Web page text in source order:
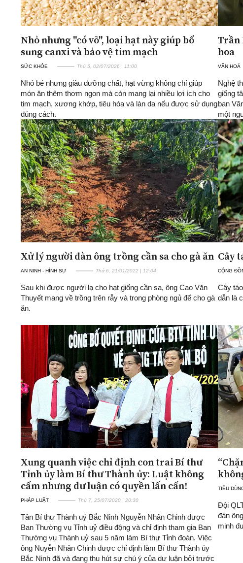
Nhỏ nhưng "có võ", loại hạt này giúp bổ
sung canxi và bảo vệ tim mạch
SỨC KHỎE Thứ 5, 02/07/2026 | 11:00
Nhỏ bé nhưng giàu dưỡng chất, hạt vừng không chỉ giúp
món ăn thêm thơm ngon mà còn mang lại nhiều lợi ích cho
tim mạch, xương khớp, tiêu hóa và làn da nếu được sử dụng
đúng cách.
Trần
hoa
VĂN HOÁ
Nghệ
giống
ban
một
Xử lý người đàn ông trồng cần sa cho gà ăn
AN NINH - HÌNH SỰ Thứ 6, 21/01/2022 | 12:04
Sau khi được người lạ cho hạt giống cần sa, ông Cao Văn
Thuyết mang về trồng trên rẫy và trong phòng ngủ để cho gà
ăn.
Cây
CỘNG
Cây
dẫn là
Xung quanh việc chỉ định con trai Bí thư
Tỉnh ủy làm Bí thư Thành ủy: Luật không
cấm nhưng dư luận có quyền lấn cấn!
PHÁP LUẬT Thứ 7, 25/07/2020 | 20:30
Tân Bí thư Thành uỷ Bắc Ninh Nguyễn Nhân Chinh được
Ban Thường vụ Tỉnh uỷ điều động và chỉ định tham gia Ban
Thường vụ Thành uỷ sau 5 năm làm Bí thư Tỉnh đoàn. Việc
ông Nuyễn Nhân Chinh được chỉ định làm Bí thư Thành ủy
Bắc Ninh đã và đang thu hút sự chú ý của dư luận bởi trước
TIÊU
Đội
đàn
minh